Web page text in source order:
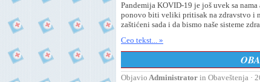
Pandemija KOVID-19 je još uvek sa
ponovo biti veliki pritisak na zdravstvo i
zaštićeni sada i da bismo naše sisteme
Ceo tekst... »
Objavio Administrator in Obaveštenja ·